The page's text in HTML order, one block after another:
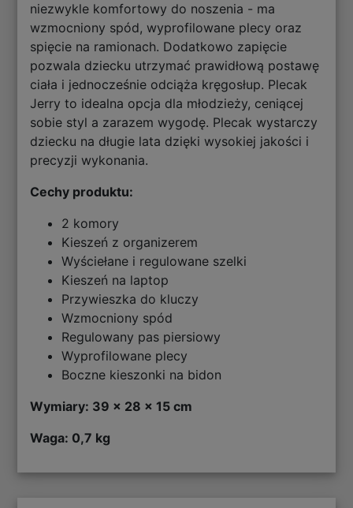
niezwykle komfortowy do noszenia - ma
wzmocniony spód, wyprofilowane plecy oraz
spięcie na ramionach. Dodatkowo zapięcie
pozwala dziecku utrzymać prawidłową postawę
ciała i jednocześnie odciąża kręgosłup. Plecak
Jerry to idealna opcja dla młodzieży, ceniącej
sobie styl a zarazem wygodę. Plecak wystarczy
dziecku na długie lata dzięki wysokiej jakości i
precyzji wykonania.
Cechy produktu:
2 komory
Kieszeń z organizerem
Wyściełane i regulowane szelki
Kieszeń na laptop
Przywieszka do kluczy
Wzmocniony spód
Regulowany pas piersiowy
Wyprofilowane plecy
Boczne kieszonki na bidon
Wymiary: 39 x 28 x 15 cm
Waga: 0,7 kg